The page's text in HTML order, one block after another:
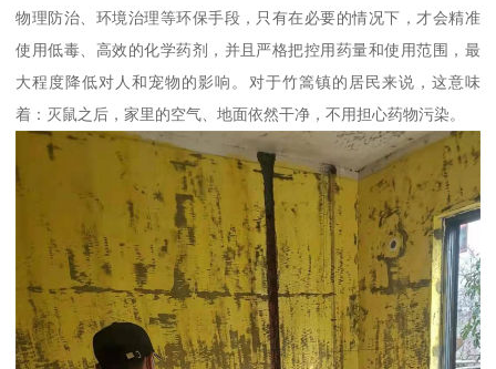
物理防治、环境治理等环保手段，只有在必要的情况下，才会精准
使用低毒、高效的化学药剂，并且严格把控用药量和使用范围，最
大程度降低对人和宠物的影响。对于竹篙镇的居民来说，这意味
着：灭鼠之后，家里的空气、地面依然干净，不用担心药物污染。